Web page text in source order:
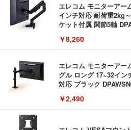
エレコム モニターアー
インチ対応 耐荷重2kg
ケット付属 関節5軸
￥8,260
エレコム モニターアー
グル ロング 17~32イ
対応 ブラック
￥2,490